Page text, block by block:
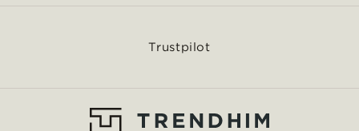
Trustpilot